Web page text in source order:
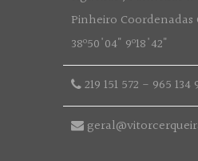
Pinheiro Coordenadas
38º50'04" 9º18'42"
219 151 572 - 965 134